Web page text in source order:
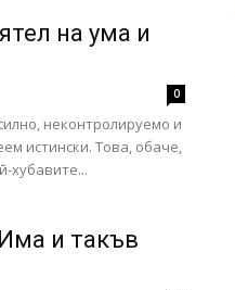
на ума и
0
неконтролируемо и
истински. Това, обаче,
хубавите...
и такъв